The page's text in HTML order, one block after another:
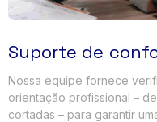
Suporte de
Nossa equipe fornece
orientação profissional –
cortadas – para garantir